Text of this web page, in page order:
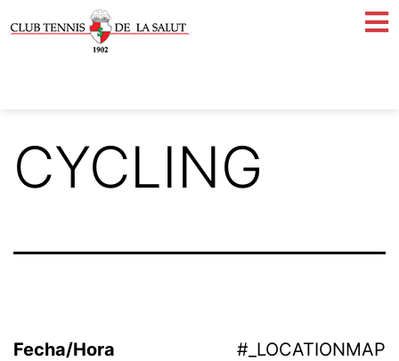
CYCLING
#_LOCATIONMAP
Fecha/Hora